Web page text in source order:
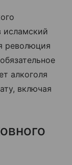
исламский
революция
алкоголя
включая